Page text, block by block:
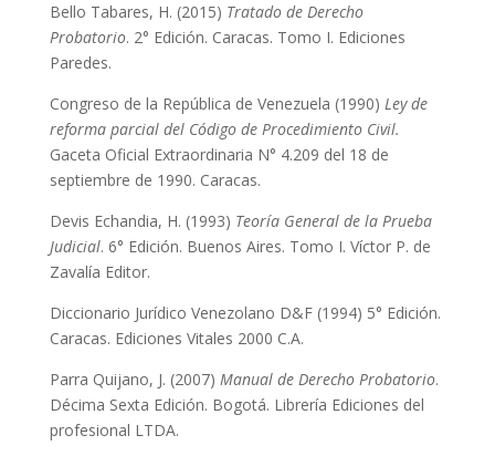
Bello Tabares, H. (2015) Tratado de Derecho
Probatorio. 2° Edición. Caracas. Tomo I. Ediciones
Paredes.
Congreso de la República de Venezuela (1990) Ley de
reforma parcial del Código de Procedimiento Civil.
Gaceta Oficial Extraordinaria N° 4.209 del 18 de
septiembre de 1990. Caracas.
Devis Echandia, H. (1993) Teoría General de la Prueba
Judicial. 6° Edición. Buenos Aires. Tomo I. Víctor P. de
Zavalía Editor.
Diccionario Jurídico Venezolano D&F (1994) 5° Edición.
Caracas. Ediciones Vitales 2000 C.A.
Parra Quijano, J. (2007) Manual de Derecho Probatorio.
Décima Sexta Edición. Bogotá. Librería Ediciones del
profesional LTDA.